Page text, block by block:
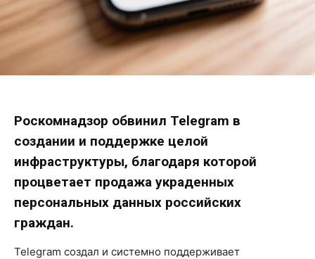
Роскомнадзор обвинил Telegram в
создании и поддержке целой
инфраструктуры, благодаря которой
процветает продажа украденных
персональных данных российских
граждан.
Telegram создал и системно поддерживает